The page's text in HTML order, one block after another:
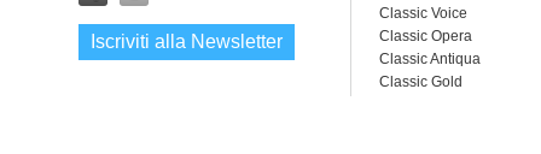
Iscriviti alla Newsletter
Classic Voice
Classic Opera
Classic Antiqua
Classic Gold